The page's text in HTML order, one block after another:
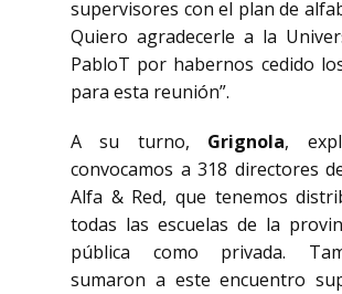
supervisores con el plan de
Quiero agradecerle a la
PabloT por habernos cedido
para esta reunión”.
A su turno, Grignola,
convocamos a 318 directores
Alfa & Red, que tenemos
todas las escuelas de la
pública como privada.
sumaron a este encuentro